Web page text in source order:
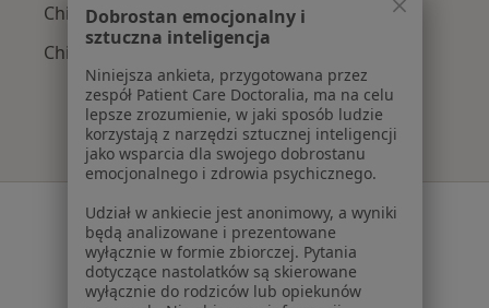
Chirurdzy z INTER Polska w Pabianicach
Chirurdzy z Medica Polska w Pabianicach
Serwis
Regulamin
Polityka prywatności pacjentów
Dobrostan emocjonalny i
sztuczna inteligencja
Niniejsza ankieta, przygotowana przez
zespół Patient Care Doctoralia, ma na celu
lepsze zrozumienie, w jaki sposób ludzie
korzystają z narzędzi sztucznej inteligencji
jako wsparcia dla swojego dobrostanu
emocjonalnego i zdrowia psychicznego.
Udział w ankiecie jest anonimowy, a wyniki
będą analizowane i prezentowane
wyłącznie w formie zbiorczej. Pytania
dotyczące nastolatków są skierowane
wyłącznie do rodziców lub opiekunów